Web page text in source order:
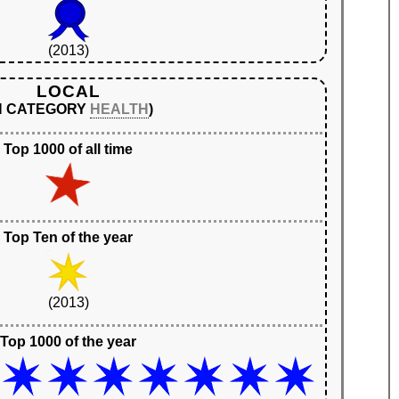
(2013)
LOCAL
CATEGORY HEALTH )
Top 1000 of all time
Top Ten of the year
(2013)
Top 1000 of the year